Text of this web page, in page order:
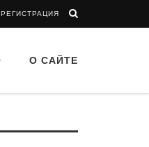
РЕГИСТРАЦИЯ
О САЙТЕ